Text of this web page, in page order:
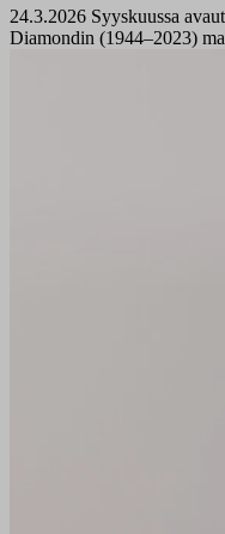
24.3.2026 Syyskuussa
Diamondin (1944–2023)